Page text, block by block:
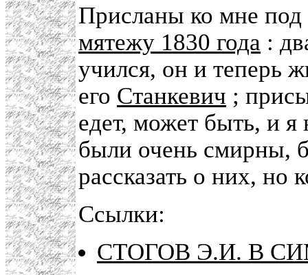
Присланы ко мне под
мятежу 1830 года :
учился, он и теперь
его Станкевич ;
едет, может быть, и
были очень смирны,
рассказать о них, но
Ссылки:
СТОГОВ Э.И. В